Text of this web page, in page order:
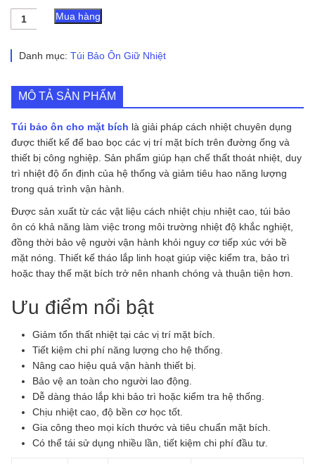
Túi
Bảo
Cho
Mặt
số
lượng
Mua hàng
Danh mục: Túi Bảo Ôn Giữ Nhiệt
MÔ TẢ SẢN PHẨM
Túi bảo ôn cho mặt bích là giải pháp cách nhiệt chuyên dụng
được thiết kế để bao bọc các vị trí mặt bích trên đường ống và
thiết bị công nghiệp. Sản phẩm giúp hạn chế thất thoát nhiệt, duy
trì nhiệt độ ổn định của hệ thống và giảm tiêu hao năng lượng
trong quá trình vận hành.
Được sản xuất từ các vật liệu cách nhiệt chịu nhiệt cao, túi bảo
ôn có khả năng làm việc trong môi trường nhiệt độ khắc nghiệt,
đồng thời bảo vệ người vận hành khỏi nguy cơ tiếp xúc với bề
mặt nóng. Thiết kế tháo lắp linh hoạt giúp việc kiểm tra, bảo trì
hoặc thay thế mặt bích trở nên nhanh chóng và thuận tiện hơn.
Ưu điểm nổi bật
Giảm tổn thất nhiệt tại các vị trí mặt bích.
Tiết kiệm chi phí năng lượng cho hệ thống.
Nâng cao hiệu quả vận hành thiết bị.
Bảo vệ an toàn cho người lao động.
Dễ dàng tháo lắp khi bảo trì hoặc kiểm tra hệ thống.
Chịu nhiệt cao, độ bền cơ học tốt.
Gia công theo mọi kích thước và tiêu chuẩn mặt bích.
Có thể tái sử dụng nhiều lần, tiết kiệm chi phí đầu tư.